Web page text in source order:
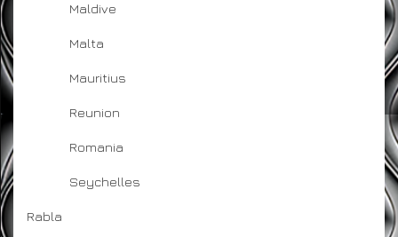
Maldive
Malta
Mauritius
Reunion
Romania
Seychelles
Rabla